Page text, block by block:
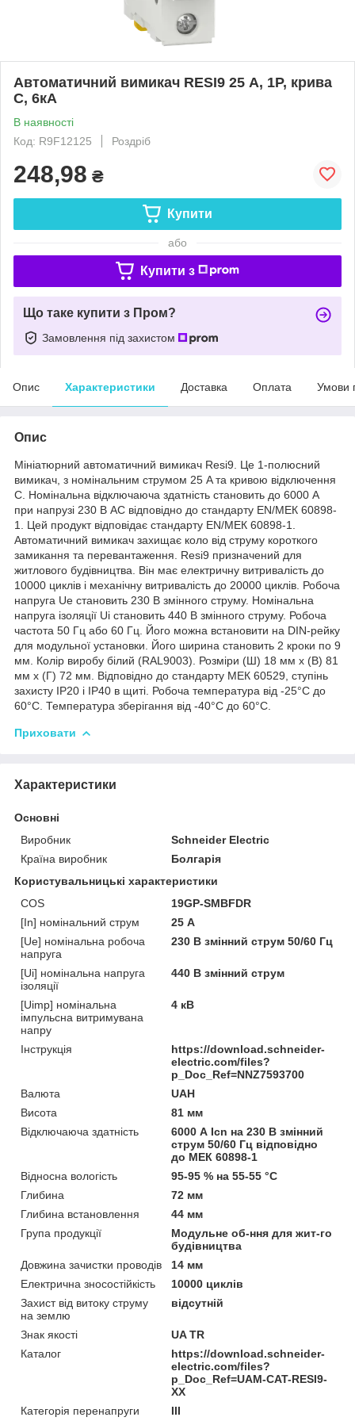
Автоматичний вимикач RESI9 25 А, 1P, крива
С, 6кА
В наявності
Код: R9F12125
Роздріб
248,98 ₴
Купити
або
Купити з
Що таке купити з Пром?
Замовлення під захистом
Опис Характеристики Доставка Оплата Умови
Опис
Мініатюрний автоматичний вимикач Resi9. Це 1-полюсний
вимикач, з номінальним струмом 25 A та кривою відключення
С. Номінальна відключаюча здатність становить до 6000 А
при напрузі 230 В АС відповідно до стандарту EN/МЕК 60898-
1. Цей продукт відповідає стандарту EN/МЕК 60898-1.
Автоматичний вимикач захищає коло від струму короткого
замикання та перевантаження. Resi9 призначений для
житлового будівництва. Він має електричну витривалість до
10000 циклів і механічну витривалість до 20000 циклів. Робоча
напруга Ue становить 230 В змінного струму. Номінальна
напруга ізоляції Ui становить 440 В змінного струму. Робоча
частота 50 Гц або 60 Гц. Його можна встановити на DIN-рейку
для модульної установки. Його ширина становить 2 кроки по 9
мм. Колір виробу білий (RAL9003). Розміри (Ш) 18 мм х (В) 81
мм х (Г) 72 мм. Відповідно до стандарту МЕК 60529, ступінь
захисту IP20 і IP40 в щиті. Робоча температура від -25°C до
60°C. Температура зберігання від -40°C до 60°C.
Приховати
Характеристики
Основні
Виробник
Schneider Electric
Країна виробник
Болгарія
Користувальницькі характеристики
COS
19GP-SMBFDR
[In] номінальний струм
25 А
[Ue] номінальна робоча
напруга
230 В змінний струм 50/60 Гц
[Ui] номінальна напруга
ізоляції
440 В змінний струм
[Uimp] номінальна
імпульсна витримувана
напру
4 кВ
Інструкція
https://download.schneider-
electric.com/files?
p_Doc_Ref=NNZ7593700
Валюта
UAH
Висота
81 мм
Відключаюча здатність
6000 А Icn на 230 В змінний
струм 50/60 Гц відповідно
до МЕК 60898-1
Відносна вологість
95-95 % на 55-55 °C
Глибина
72 мм
Глибина встановлення
44 мм
Група продукції
Модульне об-ння для жит-го
будівництва
Довжина зачистки проводів
14 мм
Електрична зносостійкість
10000 циклів
Захист від витоку струму
на землю
відсутній
Знак якості
UA TR
Каталог
https://download.schneider-
electric.com/files?
p_Doc_Ref=UAM-CAT-RESI9-
XX
Категорія перенапруги
ІІІ